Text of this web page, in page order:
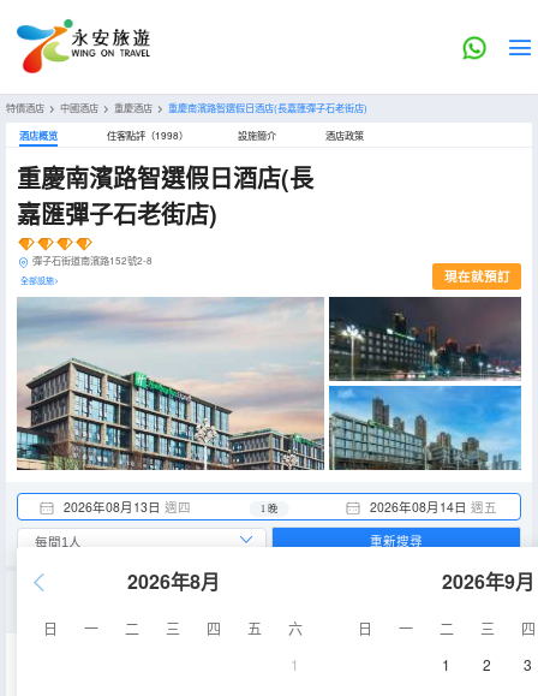
特價酒店 > 中國酒店 > 重慶酒店 > 重慶南濱路智選假日酒店(長嘉匯彈子石老街店)
酒店概览 住客點評（1998） 設施簡介 酒店政策
重慶南濱路智選假日酒店(長
嘉匯彈子石老街店)
彈子石街道南濱路152號2-8
全部設施> 現在就預訂
2026年08月13日 週四 2026年08月14日 週五
1 晚
2026年8月
日 一 二 三 四 五
六
1
2026年9月
日 一 二 三
四
1
2 3
重新搜尋
29-31㎡ 空調